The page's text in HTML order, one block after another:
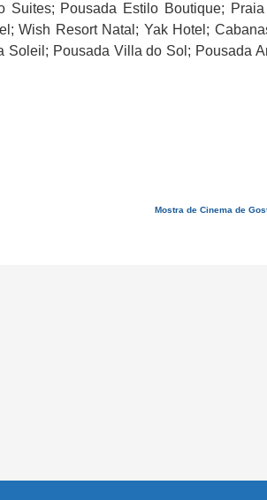
Pousada Estilo Boutique;
Wish Resort Natal; Yak Hotel;
Pousada Villa do Sol; Pousada
Mostra de Cinema de